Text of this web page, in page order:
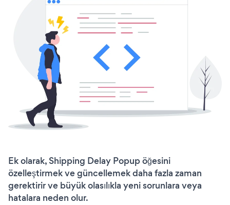
Ek olarak, Shipping Delay Popup öğesini
özelleştirmek ve güncellemek daha fazla zaman
gerektirir ve büyük olasılıkla yeni sorunlara veya
hatalara neden olur.